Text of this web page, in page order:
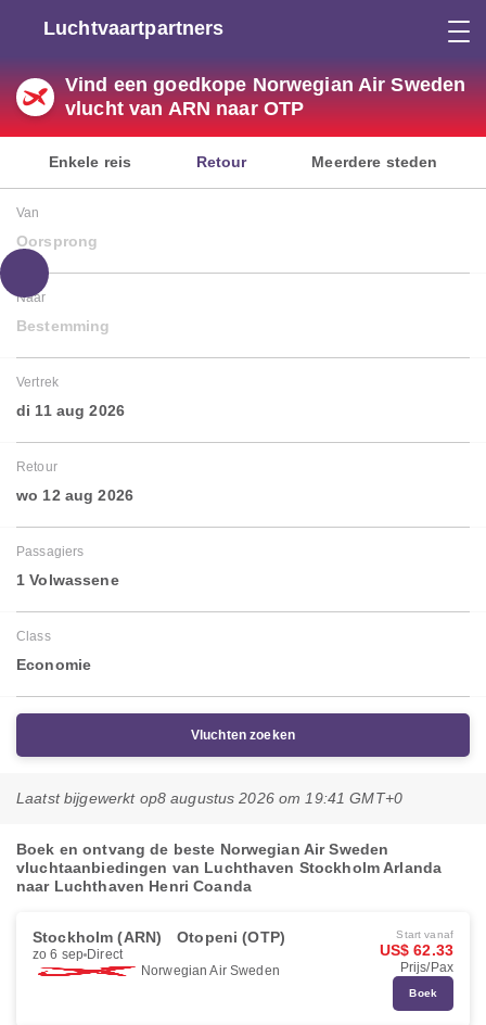
Luchtvaartpartners
Vind een goedkope Norwegian Air Sweden
vlucht van ARN naar OTP
Enkele reis Retour Meerdere steden
Van
Oorsprong
Naar
Bestemming
Vertrek
di 11 aug 2026
Retour
wo 12 aug 2026
Passagiers
1 Volwassene
Class
Economie
Vluchten zoeken
Laatst bijgewerkt op8 augustus 2026 om 19:41 GMT+0
Boek en ontvang de beste Norwegian Air Sweden
vluchtaanbiedingen van Luchthaven Stockholm Arlanda
naar Luchthaven Henri Coanda
Stockholm (ARN) Otopeni (OTP)
zo 6 sep Direct
Norwegian Air Sweden
Start vanaf
US$ 62.33
Prijs/Pax
Boek